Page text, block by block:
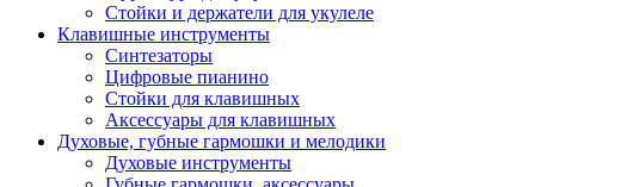
Стойки и держатели для укулеле
Клавишные инструменты
Синтезаторы
Цифровые пианино
Стойки для клавишных
Аксессуары для клавишных
Духовые, губные гармошки и мелодики
Духовые инструменты